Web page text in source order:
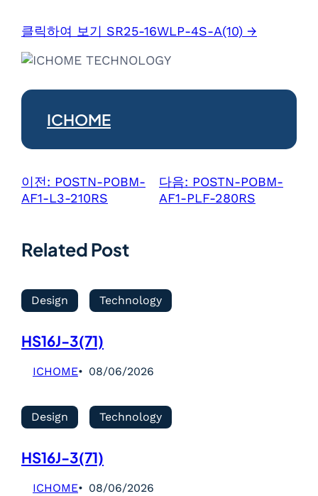
클릭하여 보기 SR25-16WLP-4S-A(10) →
ICHOME
이전: POSTN-POBM-
AF1-L3-210RS
다음: POSTN-POBM-
AF1-PLF-280RS
Related Post
Design Technology
HS16J-3(71)
ICHOME 08/06/2026
Design Technology
HS16J-3(71)
ICHOME 08/06/2026